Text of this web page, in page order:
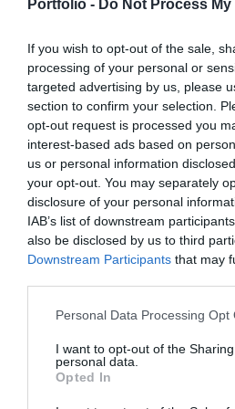
Portfolio - Do Not Process
If you wish to opt-out of the sale,
processing of your personal or
targeted advertising by us, please
section to confirm your selection.
opt-out request is processed you
interest-based ads based on
us or personal information
your opt-out. You may separately
disclosure of your personal
IAB’s list of downstream
also be disclosed by us to third
Downstream Participants that may
Personal Data Processing Opt
I want to opt-out of the
personal data.
Opted In
körű bemutatkozási és
agráriumot kiszolgáló
integrátorok, gépforgalmazók,
szolgáltatók – számára. A konferencia a tartalmas
programkínálaton túl alkalmat
kapcsolatépítésre, a networkingre
tárgyalásokra, a színvonalas
kerekasztal-beszélgetések
műsorral járul hozzá a
kikapcsolódásához. A Portfolio Csoport az Agrárszektor
legkiemelkedőbb szakmai
eredményeinek elismeréséül
agrárium legmeghatározóbb
zsűri ítéli oda az ágazati
legkomplexebb ügyekben járunk,
órában kommunikálunk, ügyeket
digitális világot, a belső
endeket is feje tetejére állítja az
agentic AI trend. Az önállóan
ügynökök, illetve az egyes üzleti,
adminisztratív folyamatokat
vállalti megoldások korábban
és rendkívüli hatékonyságbeli
cégeknek. MIt kezdünk a
Nagyvállalatoknak és kkv-knak is
többek között ezekre a
és adunk!
RÉSZLETEK & JEGYEK
DEEP TECH 2026
el, ki használja ügyesebben a
azon, ki képes létrehozni,
technológiákat, amelyek nélkül
RÉSZLETEK & JEGYEK